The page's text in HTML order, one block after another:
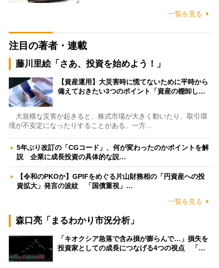
一覧を見る
注目の著者・連載
藤川里絵「さあ、投資を始めよう！」
【資産運用】大災害時に慌てないために平時から
備えておきたい3つのポイント「資産の棚卸し…
大規模な災害が起きると、株式市場が大きく動いたり、取引環
境が不安定になったりすることがある。一方…
5年ぶり改訂の「CGコード」、何が変わったのかポイントを解
説 企業に成長投資の具体的な説…
【令和のPKOか】GPIFをめぐる片山財務相の「円資産への投
資拡大」発言の波紋 「国債重視」…
一覧を見る
森口亮「まるわかり市況分析」
「キオクシア急落で含み損が膨らんで…」損失を
投資家としての成長につなげる4つの視点 「…